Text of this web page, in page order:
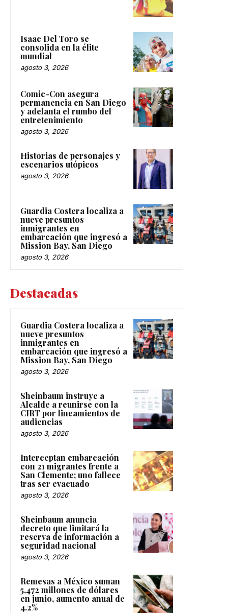
Isaac Del Toro se
consolida en la élite
mundial
agosto 3, 2026
Comic-Con asegura
permanencia en San Diego
y adelanta el rumbo del
entretenimiento
agosto 3, 2026
Historias de personajes y
escenarios utópicos
agosto 3, 2026
Guardia Costera localiza a
nueve presuntos
inmigrantes en
embarcación que ingresó a
Mission Bay, San Diego
agosto 3, 2026
Destacadas
Guardia Costera localiza a
nueve presuntos
inmigrantes en
embarcación que ingresó a
Mission Bay, San Diego
agosto 3, 2026
Sheinbaum instruye a
Alcalde a reunirse con la
CIRT por lineamientos de
audiencias
agosto 3, 2026
Interceptan embarcación
con 21 migrantes frente a
San Clemente; uno fallece
tras ser evacuado
agosto 3, 2026
Sheinbaum anuncia
decreto que limitará la
reserva de información a
seguridad nacional
agosto 3, 2026
Remesas a México suman
5,472 millones de dólares
en junio, aumento anual de
4.2%